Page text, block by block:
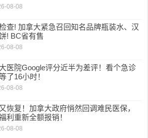
08-08
查! 加拿大紧急召回知名品牌瓶装水、汉
! BC省有售
08-08
医院Google评分近半为差评！看个急诊
了16小时！
08-08
恢复！加拿大政府悄然回调难民医保，
利重新全额报销！
08-08